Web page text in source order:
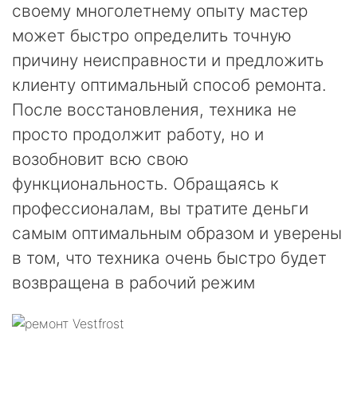
своему многолетнему опыту мастер
может быстро определить точную
причину неисправности и предложить
клиенту оптимальный способ ремонта.
После восстановления, техника не
просто продолжит работу, но и
возобновит всю свою
функциональность. Обращаясь к
профессионалам, вы тратите деньги
самым оптимальным образом и уверены
в том, что техника очень быстро будет
возвращена в рабочий режим